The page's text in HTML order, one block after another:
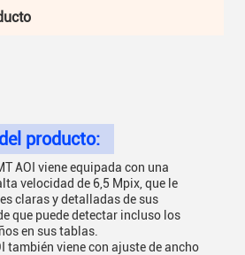
producto:
AOI viene equipada con una
velocidad de 6,5 Mpix, que le
claras y detalladas de sus
que puede detectar incluso los
en sus tablas.
también viene con ajuste de ancho